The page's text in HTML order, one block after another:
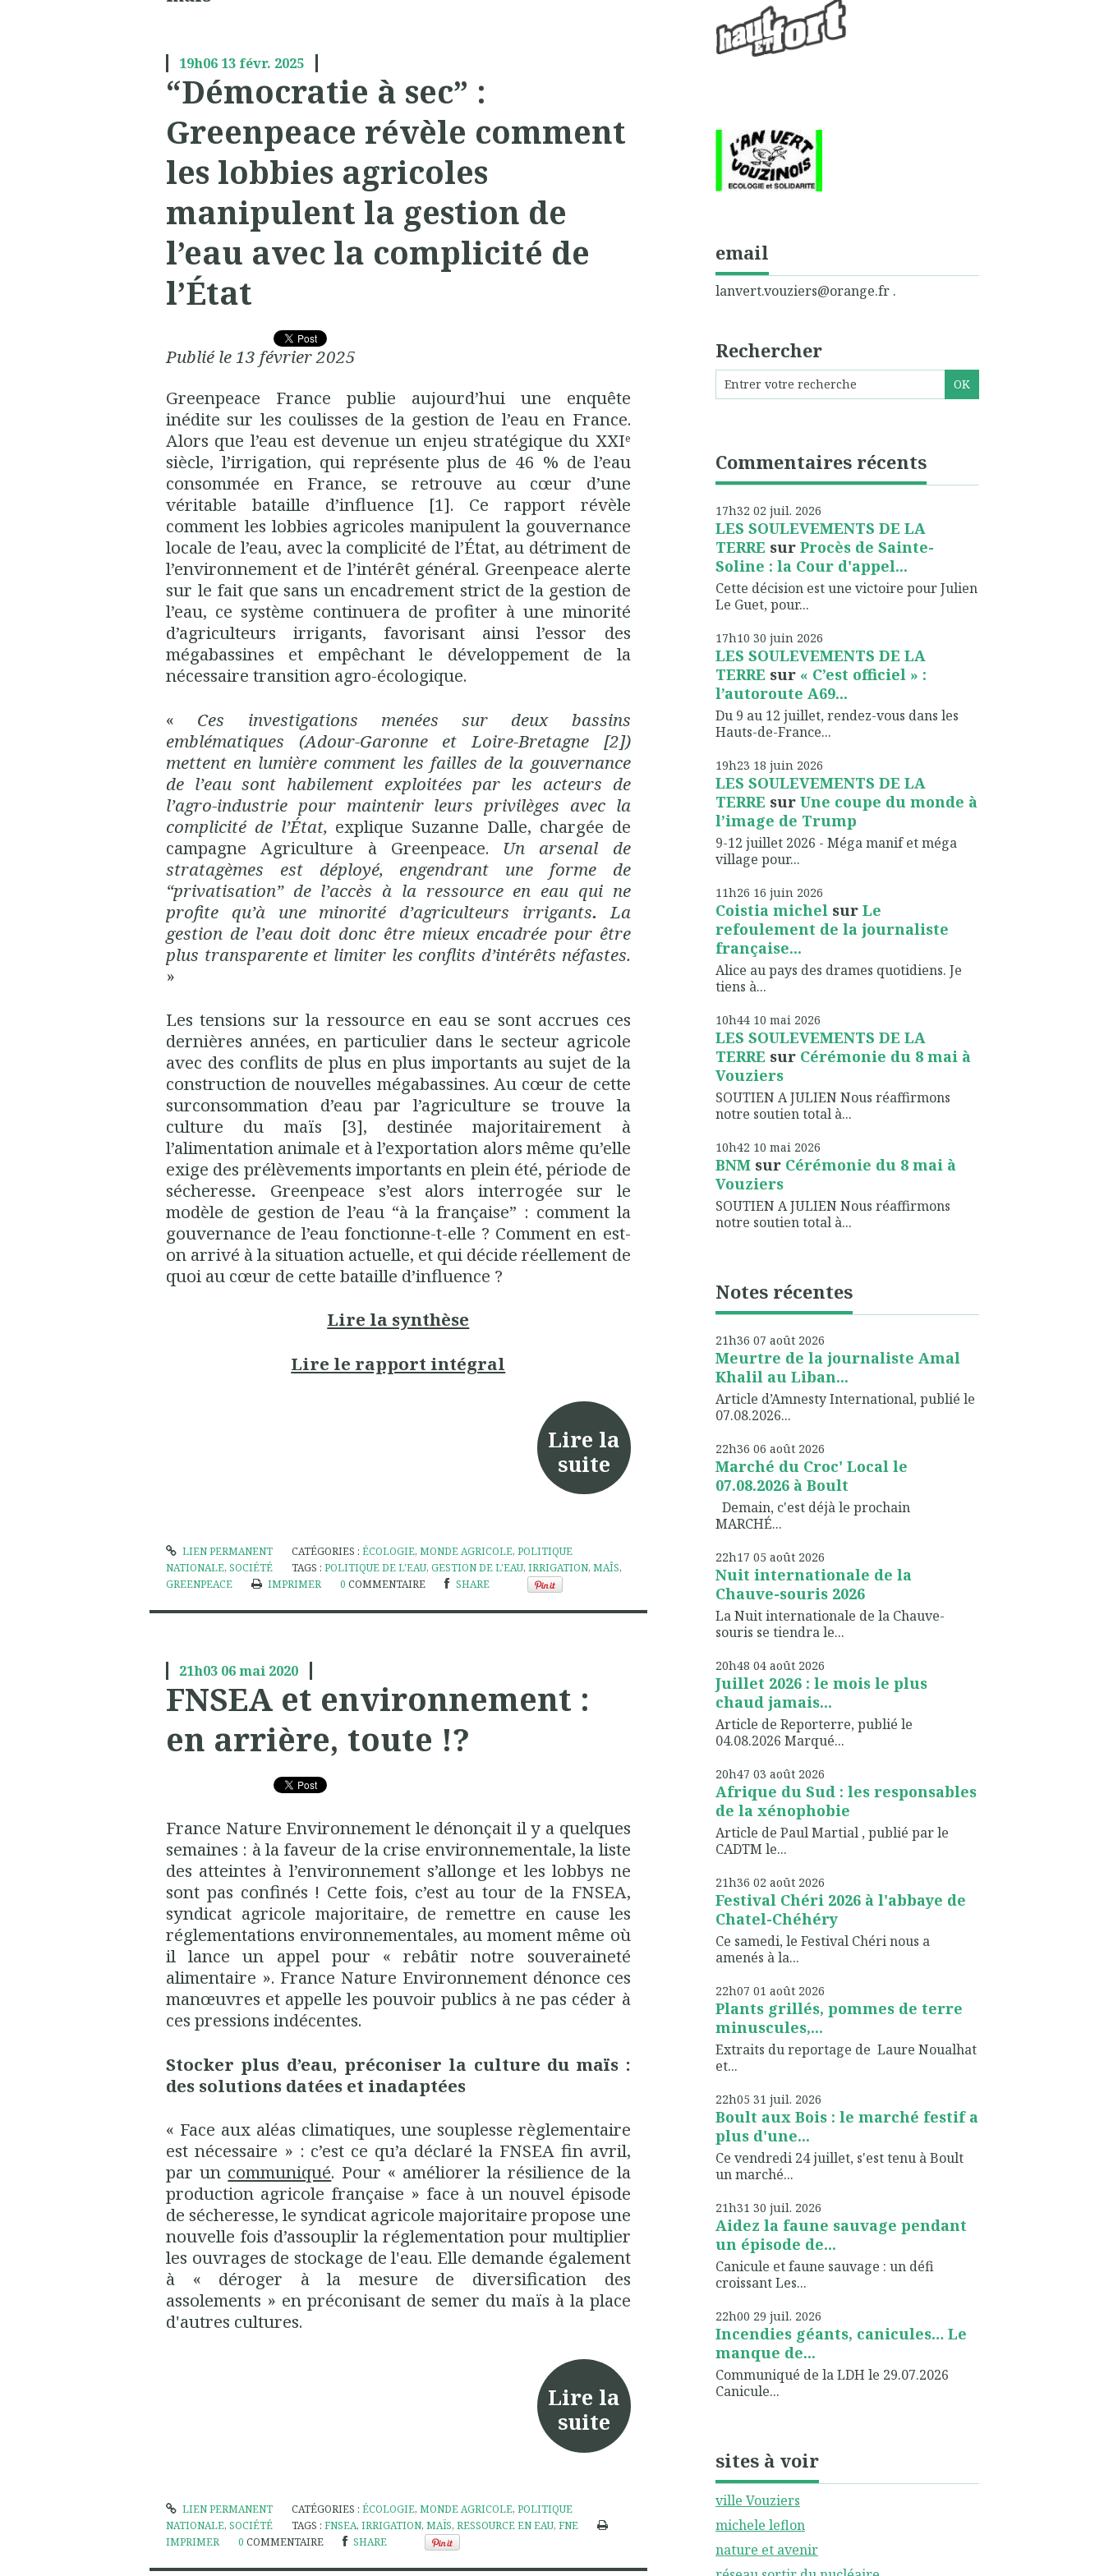
19h06 13 févr. 2025
“Démocratie à sec” :
Greenpeace révèle comment
les lobbies agricoles
manipulent la gestion de
l’eau avec la complicité de
l’État
Publié le 13 février 2025
Greenpeace France publie aujourd’hui une enquête
inédite sur les coulisses de la gestion de l’eau en France.
Alors que l’eau est devenue un enjeu stratégique du XXIᵉ
siècle, l’irrigation, qui représente plus de 46 % de l’eau
consommée en France, se retrouve au cœur d’une
véritable bataille d’influence [1]. Ce rapport révèle
comment les lobbies agricoles manipulent la gouvernance
locale de l’eau, avec la complicité de l’État, au détriment de
l’environnement et de l’intérêt général. Greenpeace alerte
sur le fait que sans un encadrement strict de la gestion de
l’eau, ce système continuera de profiter à une minorité
d’agriculteurs irrigants, favorisant ainsi l’essor des
mégabassines et empêchant le développement de la
nécessaire transition agro-écologique.
« Ces investigations menées sur deux bassins
emblématiques (Adour-Garonne et Loire-Bretagne [2])
mettent en lumière comment les failles de la gouvernance
de l’eau sont habilement exploitées par les acteurs de
l’agro-industrie pour maintenir leurs privilèges avec la
complicité de l’État, explique Suzanne Dalle, chargée de
campagne Agriculture à Greenpeace. Un arsenal de
stratagèmes est déployé, engendrant une forme de
“privatisation” de l’accès à la ressource en eau qui ne
profite qu’à une minorité d’agriculteurs irrigants. La
gestion de l’eau doit donc être mieux encadrée pour être
plus transparente et limiter les conflits d’intérêts néfastes.
»
Les tensions sur la ressource en eau se sont accrues ces
dernières années, en particulier dans le secteur agricole
avec des conflits de plus en plus importants au sujet de la
construction de nouvelles mégabassines. Au cœur de cette
surconsommation d’eau par l’agriculture se trouve la
culture du maïs [3], destinée majoritairement à
l’alimentation animale et à l’exportation alors même qu’elle
exige des prélèvements importants en plein été, période de
sécheresse. Greenpeace s’est alors interrogée sur le
modèle de gestion de l’eau “à la française” : comment la
gouvernance de l’eau fonctionne-t-elle ? Comment en est-
on arrivé à la situation actuelle, et qui décide réellement de
quoi au cœur de cette bataille d’influence ?
Lire la synthèse
Lire le rapport intégral
Lire la
suite
LIEN PERMANENT CATÉGORIES :ÉCOLOGIE,MONDE AGRICOLE,POLITIQUE
NATIONALE, SOCIÉTÉ TAGS : POLITIQUE DE L'EAU, GESTION DE L'EAU, IRRIGATION, MAÎS,
GREENPEACE
IMPRIMER 0 COMMENTAIRE SHARE
21h03 06mai 2020
FNSEA et environnement :
en arrière, toute !?
France Nature Environnement le dénonçait il y a quelques
semaines : à la faveur de la crise environnementale, la liste
des atteintes à l’environnement s’allonge et les lobbys ne
sont pas confinés ! Cette fois, c’est au tour de la FNSEA,
syndicat agricole majoritaire, de remettre en cause les
réglementations environnementales, au moment même où
il lance un appel pour « rebâtir notre souveraineté
alimentaire ». France Nature Environnement dénonce ces
manœuvres et appelle les pouvoir publics à ne pas céder à
ces pressions indécentes.
Stocker plus d’eau, préconiser la culture du maïs :
des solutions datées et inadaptées
« Face aux aléas climatiques, une souplesse règlementaire
est nécessaire » : c’est ce qu’a déclaré la FNSEA fin avril,
par un communiqué. Pour « améliorer la résilience de la
production agricole française » face à un nouvel épisode
de sécheresse, le syndicat agricole majoritaire propose une
nouvelle fois d’assouplir la réglementation pour multiplier
les ouvrages de stockage de l'eau. Elle demande également
à « déroger à la mesure de diversification des
assolements » en préconisant de semer du maïs à la place
d'autres cultures.
Lire la
suite
LIEN PERMANENT CATÉGORIES :ÉCOLOGIE,MONDE AGRICOLE,POLITIQUE
NATIONALE, SOCIÉTÉ TAGS : FNSEA, IRRIGATION, MAÏS, RESSOURCE EN EAU, FNE
IMPRIMER
0 COMMENTAIRE SHARE
email
lanvert.vouziers@orange.fr .
Rechercher
Commentaires récents
17h32 02 juil. 2026
LES SOULEVEMENTS DE LA
TERRE sur Procès de Sainte-
Soline : la Cour d'appel...
Cette décision est une victoire pour Julien
Le Guet, pour...
17h10 30 juin 2026
LES SOULEVEMENTS DE LA
TERRE sur « C’est officiel » :
l’autoroute A69...
Du 9 au 12 juillet, rendez-vous dans les
Hauts-de-France...
19h23 18 juin 2026
LES SOULEVEMENTS DE LA
TERRE sur Une coupe du monde à
l’image de Trump
9-12 juillet 2026 - Méga manif et méga
village pour...
11h26 16 juin 2026
Coistia michelsur Le
refoulement de la journaliste
française...
Alice au pays des drames quotidiens. Je
tiens à...
10h44 10 mai 2026
LES SOULEVEMENTS DE LA
TERRE sur Cérémonie du 8 mai à
Vouziers
SOUTIEN A JULIEN Nous réaffirmons
notre soutien total à...
10h42 10 mai 2026
BNMsur Cérémonie du 8 mai à
Vouziers
SOUTIEN A JULIEN Nous réaffirmons
notre soutien total à...
Notes récentes
21h36 07 août 2026
Meurtre de la journaliste Amal
Khalil au Liban...
Article d’Amnesty International, publié le
07.08.2026...
22h36 06 août 2026
Marché du Croc' Local le
07.08.2026 à Boult
Demain, c'est déjà le prochain
MARCHÉ...
22h17 05 août 2026
Nuit internationale de la
Chauve-souris 2026
La Nuit internationale de la Chauve-
souris se tiendra le...
20h48 04 août 2026
Juillet 2026 : le mois le plus
chaud jamais...
Article de Reporterre, publié le
04.08.2026 Marqué...
20h47 03 août 2026
Afrique du Sud : les responsables
de la xénophobie
Article de Paul Martial , publié par le
CADTM le...
21h36 02 août 2026
Festival Chéri 2026 à l'abbaye de
Chatel-Chéhéry
Ce samedi, le Festival Chéri nous a
amenés à la...
22h07 01 août 2026
Plants grillés, pommes de terre
minuscules,...
Extraits du reportage de Laure Noualhat
et...
22h05 31 juil. 2026
Boult aux Bois : le marché festif a
plus d'une...
Ce vendredi 24 juillet, s'est tenu à Boult
un marché...
21h31 30 juil. 2026
Aidez la faune sauvage pendant
un épisode de...
Canicule et faune sauvage : un défi
croissant Les...
22h00 29 juil. 2026
Incendies géants, canicules… Le
manque de...
Communiqué de la LDH le 29.07.2026
Canicule...
sites à voir
ville Vouziers
michele leflon
nature et avenir